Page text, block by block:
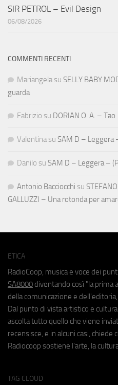
SIR PETROL – Evil Design
06/08/2026
COMMENTI RECENTI
Mariangela su SELLY BABY
guarda
Fabrizio su DORIAN O. A. – Tao
Valentina su SAM D – Leggera
Danilo su SAM D – Leggera –
Antonio Bacciocchi su
GALLUZZI – Una rotonda per
ETICA
RadioCoop, musica e voce dei
SA8000 diventando così "la prima
della comunicazione e
Dal punto di vista artistico e
ascolta tutto quello che viene
recensisce, e in alcuni casi, chiede
Radiocoop sostiene l'arte, la
TAG CLOUD